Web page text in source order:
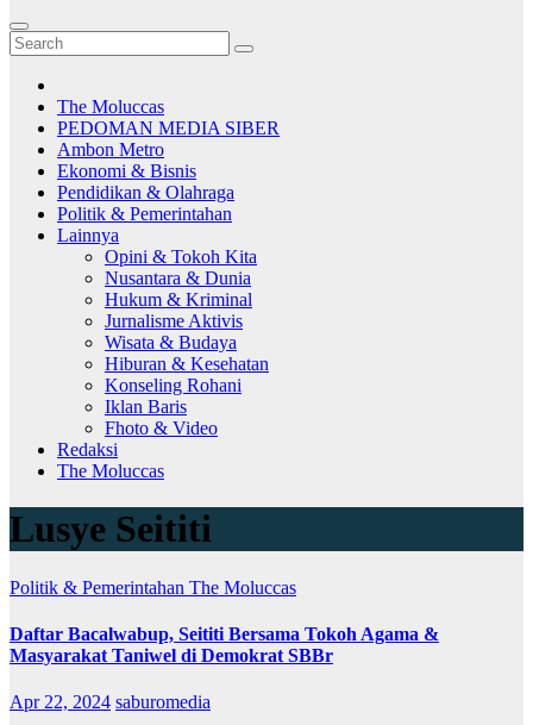
The Moluccas
PEDOMAN MEDIA SIBER
Ambon Metro
Ekonomi & Bisnis
Pendidikan & Olahraga
Politik & Pemerintahan
Lainnya
Opini & Tokoh Kita
Nusantara & Dunia
Hukum & Kriminal
Jurnalisme Aktivis
Wisata & Budaya
Hiburan & Kesehatan
Konseling Rohani
Iklan Baris
Fhoto & Video
Redaksi
The Moluccas
Lusye Seititi
Politik & Pemerintahan The Moluccas
Daftar Bacalwabup, Seititi Bersama Tokoh Agama &
Masyarakat Taniwel di Demokrat SBBr
Apr 22, 2024 saburomedia